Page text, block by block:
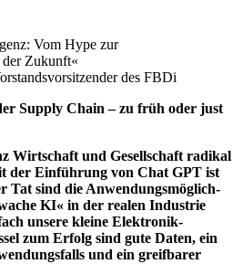
des FBDi
Supply Chain – zu früh oder just
Wirtschaft und Ge­sell­schaft radikal
der Einführung von Chat GPT ist
Tat sind die An­wen­dungs­mög­lich­
KI« in der realen Industrie
unsere kleine Elektronik-
zum Erfolg sind gute Daten, ein
und ein greif­barer